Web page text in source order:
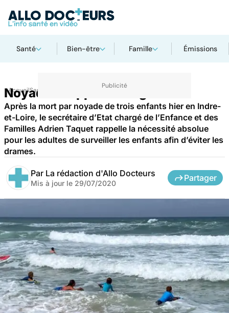
Santé Bien-être Famille Émissions
AccueilSanté
Noyades : Appel à la vigilance
Après la mort par noyade de trois enfants hier en Indre-
et-Loire, le secrétaire d’Etat chargé de l’Enfance et des
Familles Adrien Taquet rappelle la nécessité absolue
pour les adultes de surveiller les enfants afin d’éviter les
drames.
Par La rédaction d'Allo Docteurs
Mis à jour le 29/07/2020
Partager